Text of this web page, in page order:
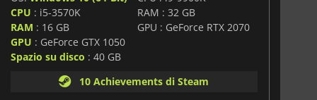
raccolta di creature, meccaniche di
Layer Land
crea un'avventura in cui la curiosità è
CPU : i5-3570K
RAM : 16 GB
GPU : GeForce GTX 1050
Spazio su disco : 40 GB
RAM : 32 GB
GPU : GeForce RTX 2070
10 Achievements di Steam